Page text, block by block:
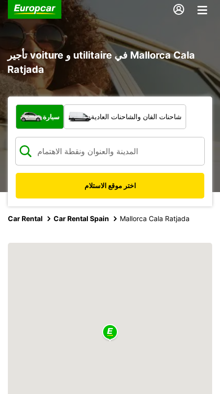
تأجير voiture و utilitaire في Mallorca Cala
Ratjada
ما نوع المركبة؟
سيارة شاحنات الفان والشاحنات العادية
اختر موقع الاستلام
Car Rental Car Rental Spain Mallorca Cala Ratjada